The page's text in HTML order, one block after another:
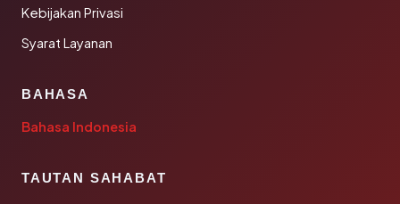
Kebijakan Privasi
Syarat Layanan
BAHASA
Bahasa Indonesia
TAUTAN SAHABAT